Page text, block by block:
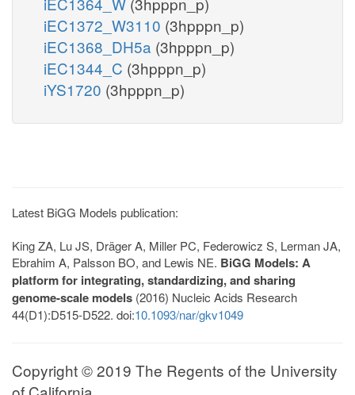
iEC1372_W3110 (3hpppn_p)
iEC1368_DH5a (3hpppn_p)
iEC1344_C (3hpppn_p)
iYS1720 (3hpppn_p)
Latest BiGG Models publication:
King ZA, Lu JS, Dräger A, Miller PC, Federowicz S, Lerman JA,
Ebrahim A, Palsson BO, and Lewis NE. BiGG Models: A
platform for integrating, standardizing, and sharing
genome-scale models (2016) Nucleic Acids Research
44(D1):D515-D522. doi:10.1093/nar/gkv1049
Copyright © 2019 The Regents of the University